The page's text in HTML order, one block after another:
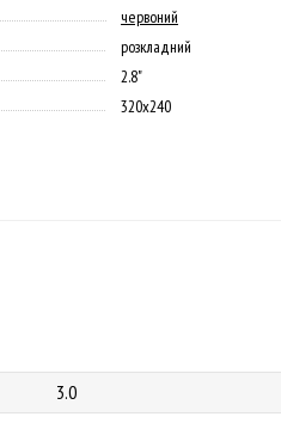
червоний
розкладний
2.8"
320х240
3.0